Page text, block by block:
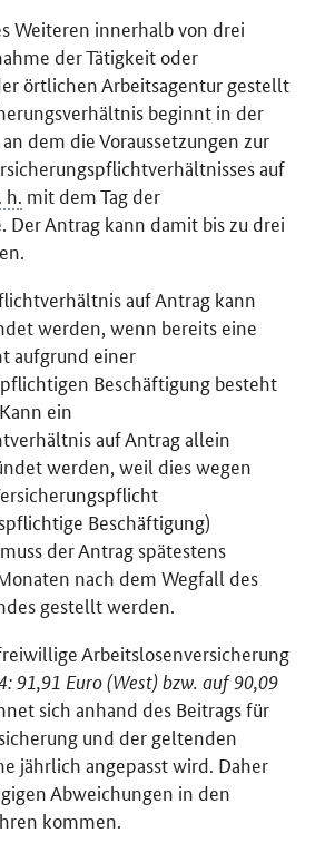
Weiteren innerhalb von drei
der Tätigkeit oder
örtlichen Arbeitsagentur gestellt
beginnt in der
dem die Voraussetzungen zur
auf
h. mit dem Tag der
Der Antrag kann damit bis zu drei
auf Antrag kann
werden, wenn bereits eine
aufgrund einer
Beschäftigung besteht
ein
auf Antrag allein
werden, weil dies wegen
Beschäftigung)
der Antrag spätestens
nach dem Wegfall des
gestellt werden.
Arbeitslosenversicherung
91,91 Euro (West) bzw. auf 90,09
sich anhand des Beitrags für
und der geltenden
jährlich angepasst wird. Daher
Abweichungen in den
kommen.